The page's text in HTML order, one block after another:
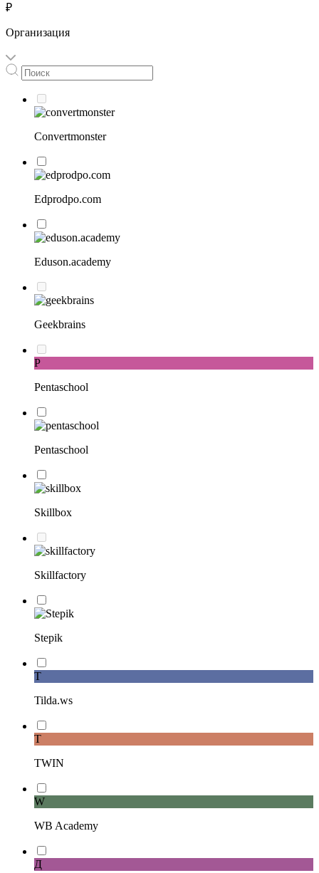
₽
Организация
Convertmonster
Edprodpo.com
Eduson.academy
Geekbrains
P
Pentaschool
Pentaschool
Skillbox
Skillfactory
Stepik
T
Tilda.ws
T
TWIN
W
WB Academy
Д